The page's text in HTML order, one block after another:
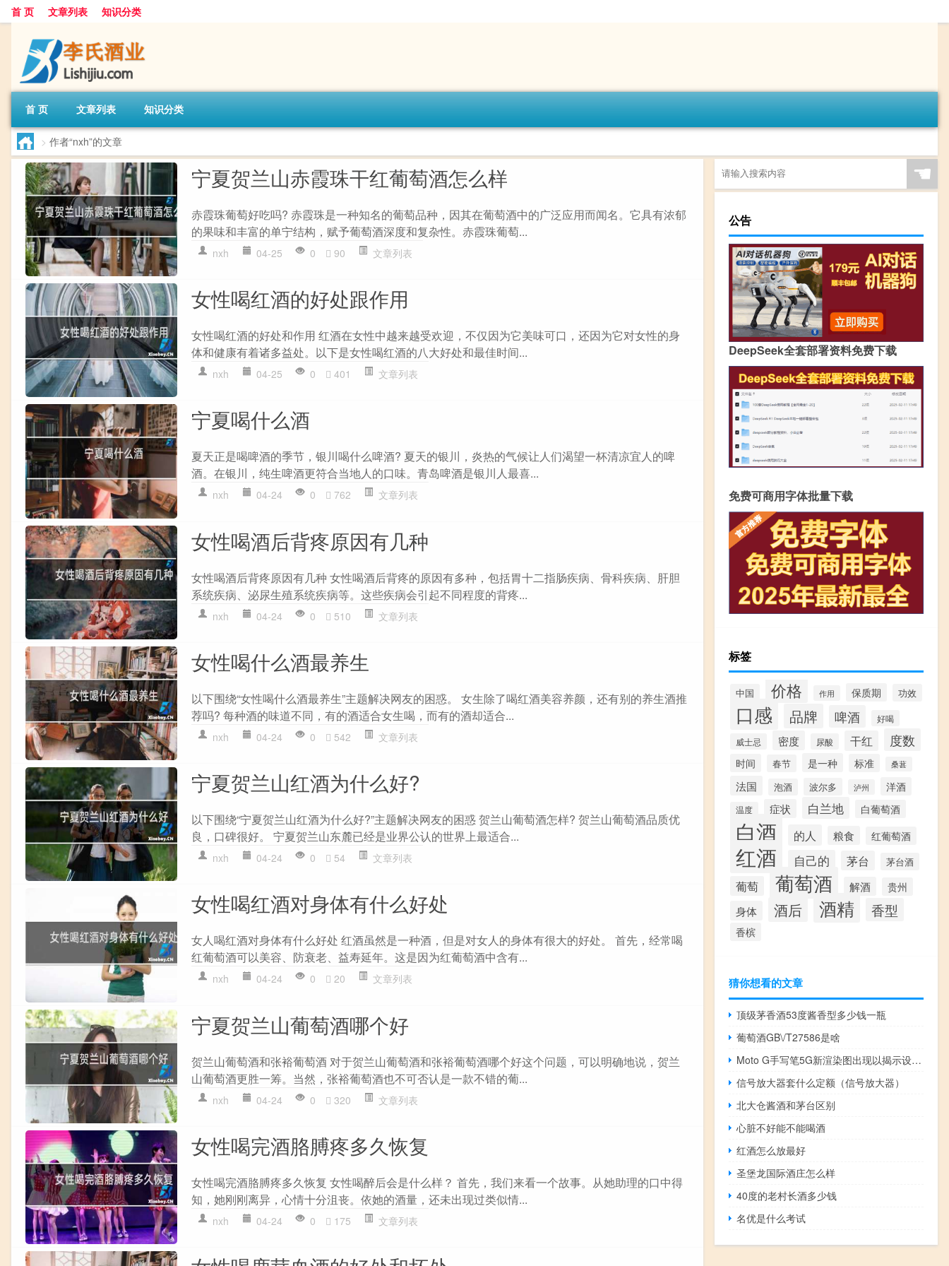
首 页 文章列表 知识分类
首 页 文章列表 知识分类
> 作者“nxh”的文章
宁夏贺兰山赤霞珠干红葡萄酒怎么样
赤霞珠葡萄好吃吗? 赤霞珠是一种知名的葡萄品种，因其在葡萄酒中的广泛应用而闻名。它具有浓郁
的果味和丰富的单宁结构，赋予葡萄酒深度和复杂性。赤霞珠葡萄...
nxh 04-25 0 90 文章列表
女性喝红酒的好处跟作用
女性喝红酒的好处和作用 红酒在女性中越来越受欢迎，不仅因为它美味可口，还因为它对女性的身
体和健康有着诸多益处。以下是女性喝红酒的八大好处和最佳时间...
nxh 04-25 0 401 文章列表
宁夏喝什么酒
夏天正是喝啤酒的季节，银川喝什么啤酒? 夏天的银川，炎热的气候让人们渴望一杯清凉宜人的啤
酒。在银川，纯生啤酒更符合当地人的口味。青岛啤酒是银川人最喜...
nxh 04-24 0 762 文章列表
女性喝酒后背疼原因有几种
女性喝酒后背疼原因有几种 女性喝酒后背疼的原因有多种，包括胃十二指肠疾病、骨科疾病、肝胆
系统疾病、泌尿生殖系统疾病等。这些疾病会引起不同程度的背疼...
nxh 04-24 0 510 文章列表
女性喝什么酒最养生
以下围绕“女性喝什么酒最养生”主题解决网友的困惑。 女生除了喝红酒美容养颜，还有别的养生酒推
荐吗? 每种酒的味道不同，有的酒适合女生喝，而有的酒却适合...
nxh 04-24 0 542 文章列表
宁夏贺兰山红酒为什么好?
以下围绕“宁夏贺兰山红酒为什么好?”主题解决网友的困惑 贺兰山葡萄酒怎样? 贺兰山葡萄酒品质优
良，口碑很好。 宁夏贺兰山东麓已经是业界公认的世界上最适合...
nxh 04-24 0 54 文章列表
女性喝红酒对身体有什么好处
女人喝红酒对身体有什么好处 红酒虽然是一种酒，但是对女人的身体有很大的好处。 首先，经常喝
红葡萄酒可以美容、防衰老、益寿延年。这是因为红葡萄酒中含有...
nxh 04-24 0 20 文章列表
宁夏贺兰山葡萄酒哪个好
贺兰山葡萄酒和张裕葡萄酒 对于贺兰山葡萄酒和张裕葡萄酒哪个好这个问题，可以明确地说，贺兰
山葡萄酒更胜一筹。当然，张裕葡萄酒也不可否认是一款不错的葡...
nxh 04-24 0 320 文章列表
女性喝完酒胳膊疼多久恢复
女性喝完酒胳膊疼多久恢复 女性喝醉后会是什么样？ 首先，我们来看一个故事。从她助理的口中得
知，她刚刚离异，心情十分沮丧。依她的酒量，还未出现过类似情...
nxh 04-24 0 175 文章列表
☚
公告
DeepSeek全套部署资料免费下载
免费可商用字体批量下载
标签
中国 价格 作用 保质期 功效
口感 品牌 啤酒
好喝
威士忌
密度 尿酸 干红 度数
时间 春节 是一种 标准 桑葚
法国 泡酒 波尔多 泸州 洋酒
温度 症状 白兰地 白葡萄酒
白酒 的人 粮食 红葡萄酒
红酒 自己的 茅台 茅台酒
葡萄 葡萄酒 解酒 贵州
身体 酒后 酒精 香型
香槟
猜你想看的文章
顶级茅香酒53度酱香型多少钱一瓶
葡萄酒GB\/T27586是啥
Moto G手写笔5G新渲染图出现以揭示设计颜色变体
信号放大器套什么定额（信号放大器）
北大仓酱酒和茅台区别
心脏不好能不能喝酒
红酒怎么放最好
圣堡龙国际酒庄怎么样
40度的老村长酒多少钱
名优是什么考试